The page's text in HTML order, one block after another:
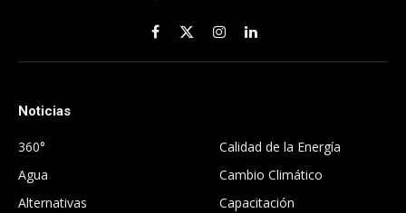
Facebook
X
(Twitter)
InstagramLinkedIn
Noticias
360°
Agua
Alternativas
Calidad de la Energía
Cambio Climático
Capacitación